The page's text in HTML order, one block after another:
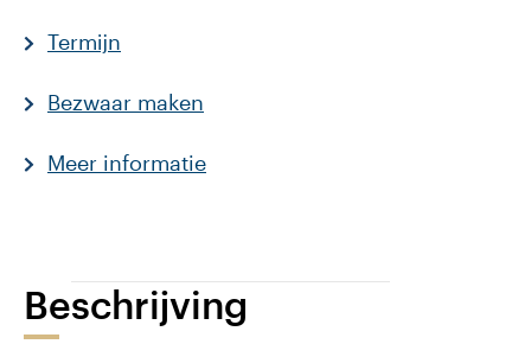
Termijn
Bezwaar maken
Meer informatie
Beschrijving